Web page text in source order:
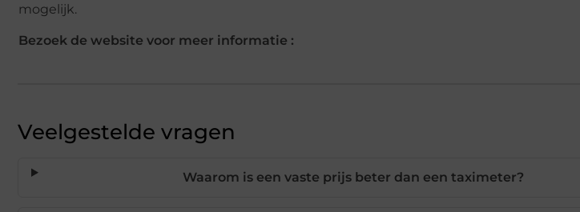
mogelijk.
Bezoek de website voor meer informatie :
Veelgestelde vragen
Waarom is een vaste prijs beter dan een taximeter?